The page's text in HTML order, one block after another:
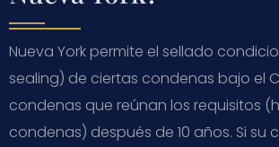
Nueva York permite el sellado
sealing) de ciertas condenas bajo el
condenas que reúnan los requisitos
condenas) después de 10 años. Si su